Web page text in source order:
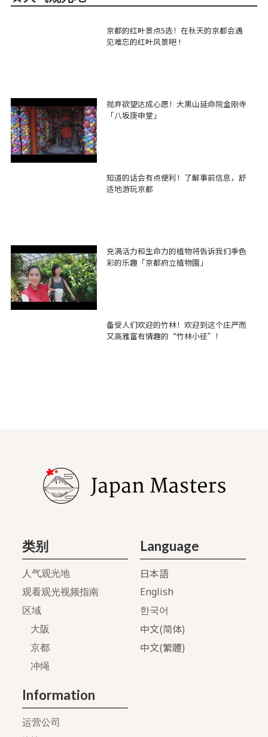
京都的红叶景点5选！在秋天的京都会遇
见难忘的红叶风景吧 !
抛弃欲望达成心愿！大黒山延命院金刚寺
「八坂庚申堂」
知道的话会有点便利！了解事前信息，舒
适地游玩京都
充满活力和生命力的植物将告诉我们季色
彩的乐趣「京都府立植物園」
备受人们欢迎的竹林！欢迎到这个庄严而
又高雅富有情趣的“竹林小径”！
类别
人气观光地
观看观光视频指南
区域
大阪
京都
冲绳
Language
日本語
English
한국어
中文(简体)
中文(繁體)
Information
运营公司